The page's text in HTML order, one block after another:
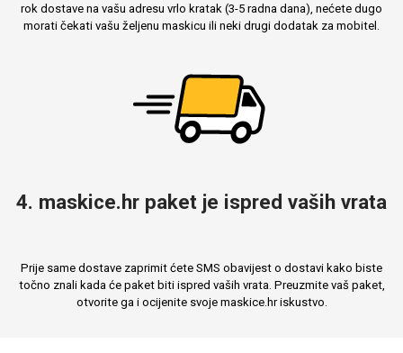
rok dostave na vašu adresu vrlo kratak (3-5 radna dana), nećete dugo
morati čekati vašu željenu maskicu ili neki drugi dodatak za mobitel.
4. maskice.hr paket je ispred vaših vrata
Prije same dostave zaprimit ćete SMS obavijest o dostavi kako biste
točno znali kada će paket biti ispred vaših vrata. Preuzmite vaš paket,
otvorite ga i ocijenite svoje maskice.hr iskustvo.
Mix